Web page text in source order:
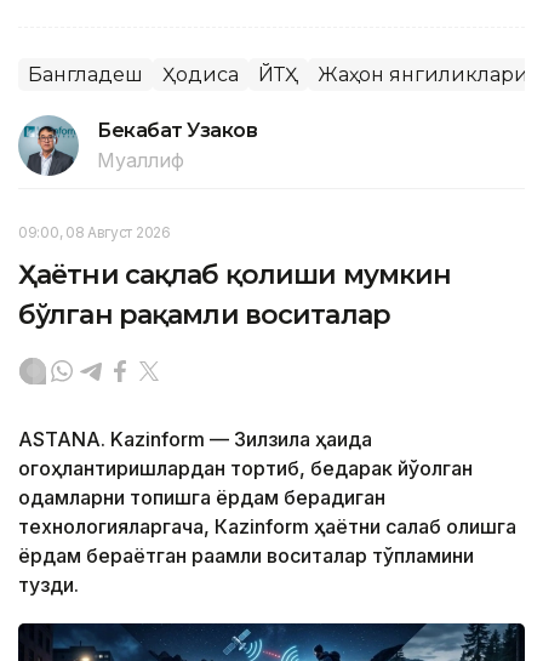
Бангладеш Ҳодиса ЙТҲ Жаҳон янгиликлари
Бекабат Узаков
Муаллиф
09:00, 08 Август 2026
Ҳаётни сақлаб қолиши мумкин
бўлган рақамли воситалар
ASTANA. Kazinform — Зилзила ҳақида
огоҳлантиришлардан тортиб, бедарак йўқолган
одамларни топишга ёрдам берадиган
технологияларгача, Кazinform ҳаётни сақлаб қолишга
ёрдам бераётган рақамли воситалар тўпламини
тузди.